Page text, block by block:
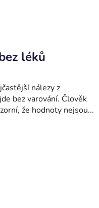
léků
nálezy z
bez varování. Člověk
že hodnoty nejsou...